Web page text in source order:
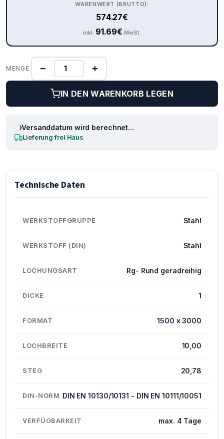
WARENWERT (BRUTTO):
574.27€
inkl. 91.69€ MwSt.
MENGE − +
IN DEN WARENKORB LEGEN
Versanddatum wird berechnet...
Lieferung frei Haus
Technische Daten
WERKSTOFFGRUPPE Stahl
WERKSTOFF (DIN) Stahl
LOCHUNGSART Rg- Rund geradreihig
DICKE 1
FORMAT 1500 x 3000
LOCHBREITE 10,00
STEG 20,78
DIN-NORM DIN EN 10130/10131 - DIN EN 10111/10051
VERFÜGBARKEIT max. 4 Tage